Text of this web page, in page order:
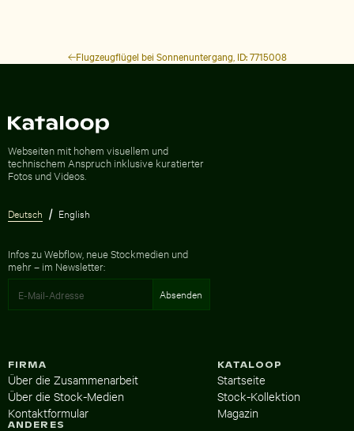
Flugzeugflügel bei Sonnenuntergang, ID: 7715008
Webseiten mit hohem visuellem und
technischem Anspruch inklusive kuratierter
Fotos und Videos.
Deutsch English
Infos zu Webflow, neue Stockmedien und
mehr – im Newsletter:
KATALOOP
Startseite
Stock-Kollektion
Magazin
FIRMA
Über die Zusammenarbeit
Über die Stock-Medien
Kontaktformular
ANDERES